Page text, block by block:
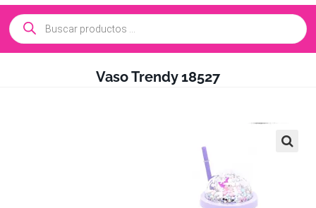
Vaso Trendy 18527